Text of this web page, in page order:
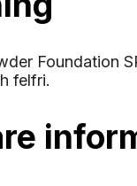
Foundation
felfri.